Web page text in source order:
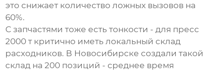
это снижает количество ложных вызовов на
60%.
С запчастями тоже есть тонкости - для пресс
2000 т критично иметь локальный склад
расходников. В Новосибирске создали такой
склад на 200 позиций - среднее время